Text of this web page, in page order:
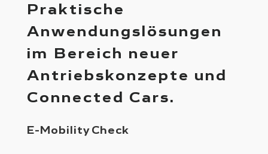
Praktische
Anwendungslösungen
im Bereich neuer
Antriebskonzepte und
Connected Cars.
E-Mobility Check